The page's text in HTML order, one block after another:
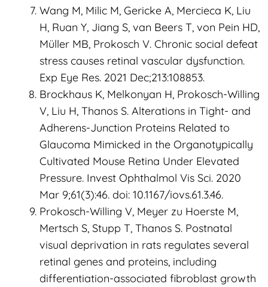
Wang M, Milic M, Gericke A, Mercieca K, Liu
H, Ruan Y, Jiang S, van Beers T, von Pein HD,
Müller MB, Prokosch V. Chronic social defeat
stress causes retinal vascular dysfunction.
Exp Eye Res. 2021 Dec;213:108853.
Brockhaus K, Melkonyan H, Prokosch-Willing
V, Liu H, Thanos S. Alterations in Tight- and
Adherens-Junction Proteins Related to
Glaucoma Mimicked in the Organotypically
Cultivated Mouse Retina Under Elevated
Pressure. Invest Ophthalmol Vis Sci. 2020
Mar 9;61(3):46. doi: 10.1167/iovs.61.3.46.
Prokosch-Willing V, Meyer zu Hoerste M,
Mertsch S, Stupp T, Thanos S. Postnatal
visual deprivation in rats regulates several
retinal genes and proteins, including
differentiation-associated fibroblast growth